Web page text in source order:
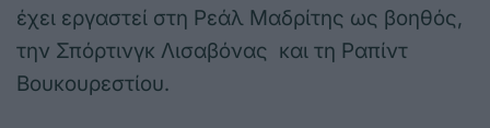
έχει εργαστεί στη Ρεάλ Μαδρίτης ως βοηθός,
την Σπόρτινγκ Λισαβόνας και τη Ραπίντ
Βουκουρεστίου.